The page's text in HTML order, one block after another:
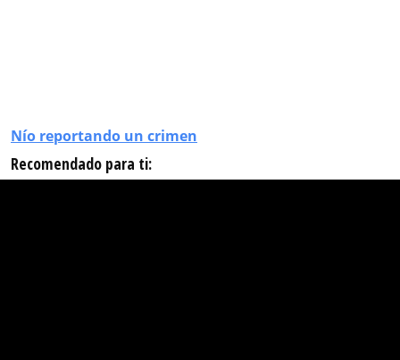
Nío reportando un crimen
Recomendado para ti: